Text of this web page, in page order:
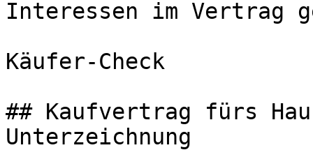
Interessen im Vertrag
Käufer-Check
## Kaufvertrag fürs
Unterzeichnung